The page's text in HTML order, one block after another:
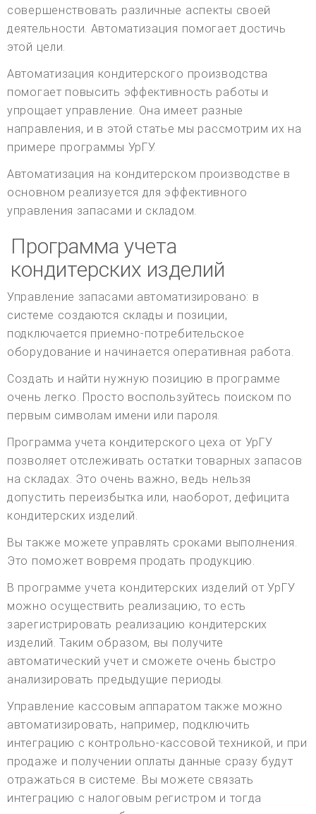
совершенствовать различные аспекты своей
деятельности. Автоматизация помогает достичь
этой цели.
Автоматизация кондитерского производства
помогает повысить эффективность работы и
упрощает управление. Она имеет разные
направления, и в этой статье мы рассмотрим их на
примере программы УрГУ.
Автоматизация на кондитерском производстве в
основном реализуется для эффективного
управления запасами и складом.
Программа учета
кондитерских изделий
Управление запасами автоматизировано: в
системе создаются склады и позиции,
подключается приемно-потребительское
оборудование и начинается оперативная работа.
Создать и найти нужную позицию в программе
очень легко. Просто воспользуйтесь поиском по
первым символам имени или пароля.
Программа учета кондитерского цеха от УрГУ
позволяет отслеживать остатки товарных запасов
на складах. Это очень важно, ведь нельзя
допустить переизбытка или, наоборот, дефицита
кондитерских изделий.
Вы также можете управлять сроками выполнения.
Это поможет вовремя продать продукцию.
В программе учета кондитерских изделий от УрГУ
можно осуществить реализацию, то есть
зарегистрировать реализацию кондитерских
изделий. Таким образом, вы получите
автоматический учет и сможете очень быстро
анализировать предыдущие периоды.
Управление кассовым аппаратом также можно
автоматизировать, например, подключить
интеграцию с контрольно-кассовой техникой, и при
продаже и получении оплаты данные сразу будут
отражаться в системе. Вы можете связать
интеграцию с налоговым регистром и тогда